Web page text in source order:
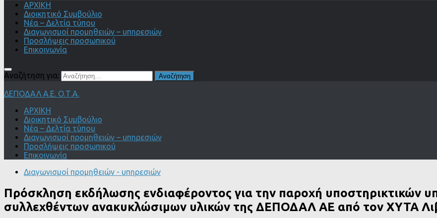
ΑΡΧΙΚΗ
Διοικητικό Συμβούλιο
Νέα – Δελτία τύπου
Διαγωνισμοί προμηθειών – υπηρεσιών
Προσλήψεις προσωπικού
Επικοινωνία
Αναζήτηση για:
ΔΕΠΟΔΑΛ Α.Ε. Ο.Τ.Α.
ΑΡΧΙΚΗ
Διοικητικό Συμβούλιο
Νέα – Δελτία τύπου
Διαγωνισμοί προμηθειών – υπηρεσιών
Προσλήψεις προσωπικού
Επικοινωνία
Διαγωνισμοί προμηθειών - υπηρεσιών
Πρόσκληση εκδήλωσης ενδιαφέροντος για την παροχή υποστηρικτικών
συλλεχθέντων ανακυκλώσιμων υλικών της ΔΕΠΟΔΑΛ ΑΕ από τον ΧΥΤΑ